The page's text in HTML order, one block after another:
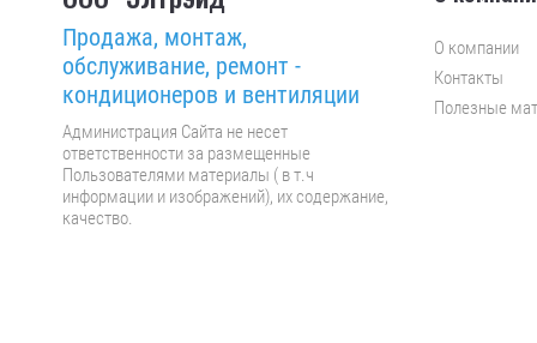
Продажа, монтаж,
обслуживание, ремонт -
кондиционеров и вентиляции
Администрация Сайта не несет
ответственности за размещенные
Пользователями материалы ( в т.ч
информации и изображений), их содержание,
качество.
О компании
Контакты
Полезные